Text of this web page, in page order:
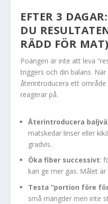
EFTER 3
DU
RÄDD FÖR MAT)
Poängen är inte att leva
triggers och din balans.
återintroducera ett
reagerar på.
Återintroducera
matskedar linser eller
gradvis.
Öka fiber successivt:
kan ge mer gas. Målet
Testa “portion före
små mängder men inte